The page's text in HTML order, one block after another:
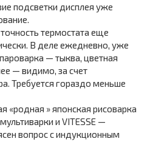
подсветки дисплея уже
термостата еще
В деле ежедневно, уже
— тыква, цветная
— видимо, за счет
Требуется гораздо меньше
«родная » японская рисоварка
и VITESSE —
вопрос с индукционным